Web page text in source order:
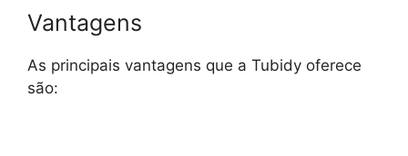
Vantagens
As principais vantagens que a Tubidy oferece
são: